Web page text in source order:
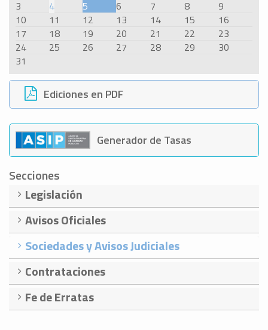
3 4 5 6 7 8
9
10
11 12 13 14 15
16
17
18 19 20 21 22
23
24
25 26 27 28 29
30
31
Ediciones en PDF
Generador de Tasas
Secciones
Legislación
Avisos Oficiales
Sociedades y Avisos Judiciales
Contrataciones
Fe de Erratas